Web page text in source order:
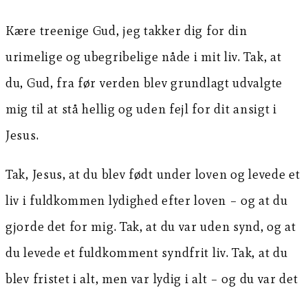
Kære treenige Gud, jeg takker dig for din
urimelige og ubegribelige nåde i mit liv. Tak, at
du, Gud, fra før verden blev grundlagt udvalgte
mig til at stå hellig og uden fejl for dit ansigt i
Jesus.
Tak, Jesus, at du blev født under loven og levede et
liv i fuldkommen lydighed efter loven – og at du
gjorde det for mig. Tak, at du var uden synd, og at
du levede et fuldkomment syndfrit liv. Tak, at du
blev fristet i alt, men var lydig i alt – og du var det